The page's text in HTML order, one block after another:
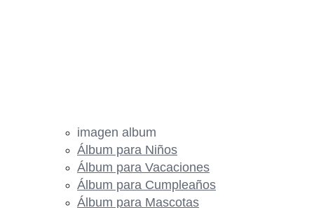
imagen album
Álbum para Niños
Álbum para Vacaciones
Álbum para Cumpleaños
Álbum para Mascotas